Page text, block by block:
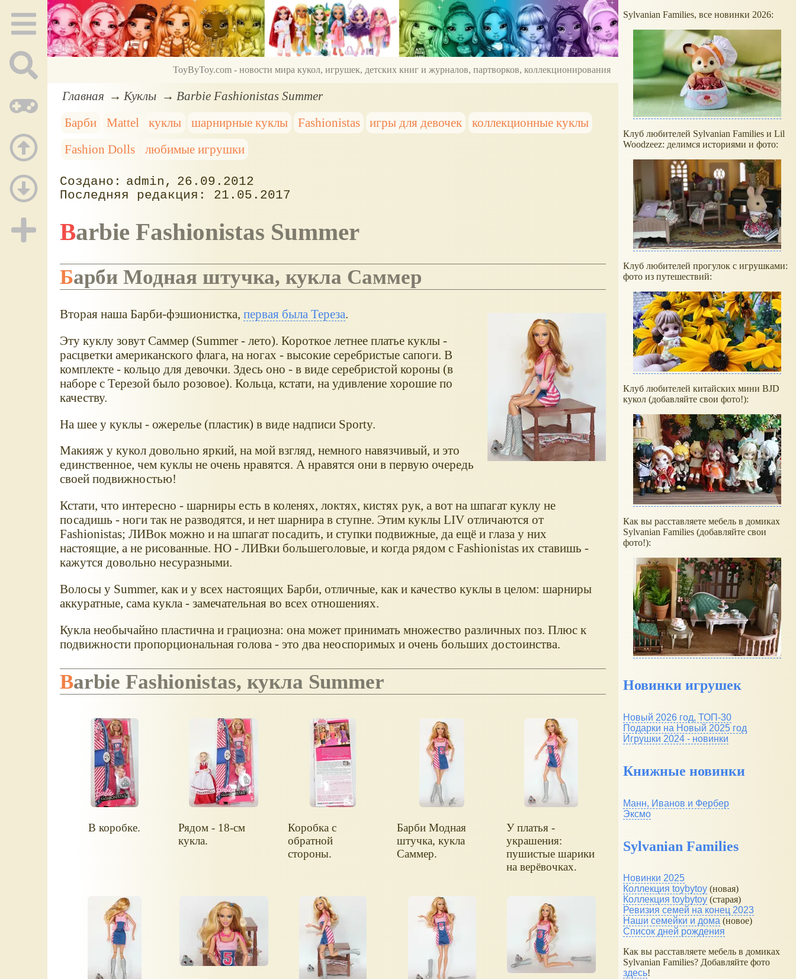
ToyByToy.com - новости мира кукол, игрушек, детских книг и журналов, партворков, коллекционирования
Главная Куклы
Barbie Fashionistas Summer
Барби
Mattel куклы шарнирные куклы Fashionistas игры для девочек
коллекционные куклы
Fashion Dolls
любимые игрушки
admin
26.09.2012
21.05.2017
Barbie Fashionistas Summer
Барби Модная штучка, кукла Саммер
Вторая наша Барби-фэшионистка, первая была Тереза.
Эту куклу зовут Саммер (Summer - лето). Короткое летнее платье куклы -
расцветки американского флага, на ногах - высокие серебристые сапоги. В
комплекте - кольцо для девочки. Здесь оно - в виде серебристой короны (в
наборе с Терезой было розовое). Кольца, кстати, на удивление хорошие по
качеству.
На шее у куклы - ожерелье (пластик) в виде надписи Sporty.
Макияж у кукол довольно яркий, на мой взгляд, немного навязчивый, и это
единственное, чем куклы не очень нравятся. А нравятся они в первую очередь
своей подвижностью!
Кстати, что интересно - шарниры есть в коленях, локтях, кистях рук, а вот на шпагат куклу не
посадишь - ноги так не разводятся, и нет шарнира в ступне. Этим куклы LIV отличаются от
Fashionistas; ЛИВок можно и на шпагат посадить, и ступки подвижные, да ещё и глаза у них
настоящие, а не рисованные. НО - ЛИВки большеголовые, и когда рядом с Fashionistas их ставишь -
кажутся довольно несуразными.
Волосы у Summer, как и у всех настоящих Барби, отличные, как и качество куклы в целом: шарниры
аккуратные, сама кукла - замечательная во всех отношениях.
Кукла необычайно пластична и грациозна: она может принимать множество различных поз. Плюс к
подвижности пропорциональная голова - это два неоспоримых и очень больших достоинства.
Barbie Fashionistas, кукла Summer
В коробке.
Рядом - 18-см
кукла.
Коробка с
обратной
стороны.
Барби Модная
штучка, кукла
Саммер.
У платья -
украшения:
пушистые шарики
на верёвочках.
Sylvanian Families, все новинки 2026:
Клуб любителей Sylvanian Families и Lil
Woodzeez: делимся историями и фото:
Клуб любителей прогулок с игрушками:
фото из путешествий:
Клуб любителей китайских мини BJD
кукол (добавляйте свои фото!):
Как вы расставляете мебель в домиках
Sylvanian Families (добавляйте свои
фото!):
Новинки игрушек
Новый 2026 год, ТОП-30
Подарки на Новый 2025 год
Игрушки 2024 - новинки
Книжные новинки
Манн, Иванов и Фербер
Эксмо
Sylvanian Families
Новинки 2025
Коллекция toybytoy (новая)
Коллекция toybytoy (старая)
Ревизия семей на конец 2023
Наши семейки и дома (новое)
Список дней рождения
Как вы расставляете мебель в домиках
Sylvanian Families? Добавляйте фото
здесь!